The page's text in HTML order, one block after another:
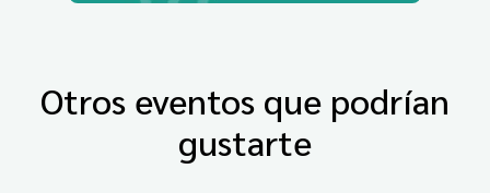
Otros eventos que podrían
gustarte